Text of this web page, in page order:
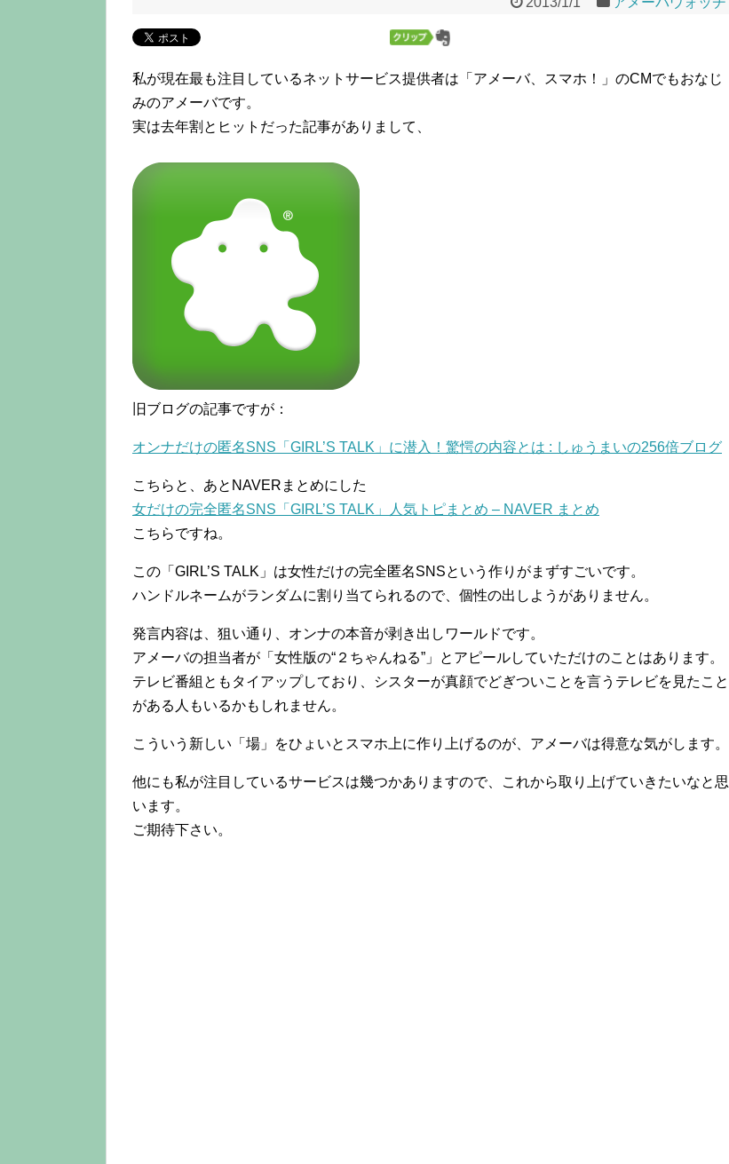
私が現在最も注目しているネットサービス提供者は「アメーバ、スマホ！」のCMでもおなじ
みのアメーバです。
実は去年割とヒットだった記事がありまして、
旧ブログの記事ですが：
オンナだけの匿名SNS「GIRL’S TALK」に潜入！驚愕の内容とは : しゅうまいの256倍ブログ
こちらと、あとNAVERまとめにした
女だけの完全匿名SNS「GIRL’S TALK」人気トピまとめ – NAVER まとめ
こちらですね。
この「GIRL’S TALK」は女性だけの完全匿名SNSという作りがまずすごいです。
ハンドルネームがランダムに割り当てられるので、個性の出しようがありません。
発言内容は、狙い通り、オンナの本音が剥き出しワールドです。
アメーバの担当者が「女性版の“２ちゃんねる”」とアピールしていただけのことはあります。
テレビ番組ともタイアップしており、シスターが真顔でどぎついことを言うテレビを見たこと
がある人もいるかもしれません。
こういう新しい「場」をひょいとスマホ上に作り上げるのが、アメーバは得意な気がします。
他にも私が注目しているサービスは幾つかありますので、これから取り上げていきたいなと思
います。
ご期待下さい。